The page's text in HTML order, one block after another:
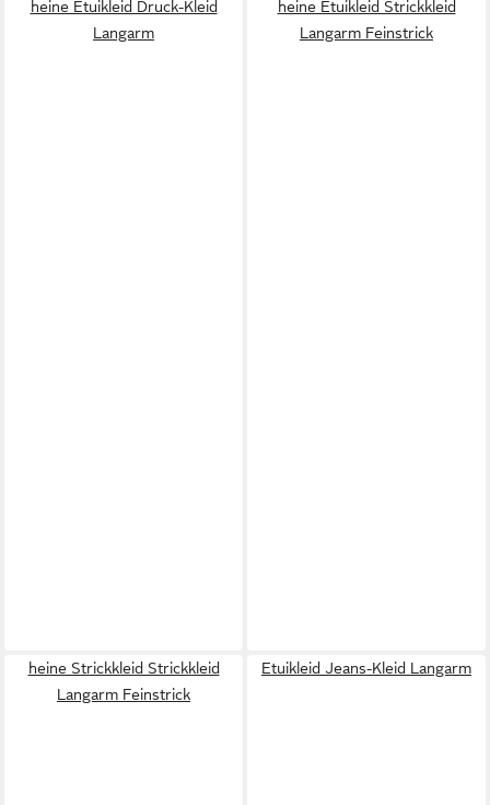
heine Etuikleid Druck-Kleid
Langarm
heine Etuikleid Strickkleid
Langarm Feinstrick
heine Strickkleid Strickkleid
Langarm Feinstrick
Etuikleid Jeans-Kleid Langarm